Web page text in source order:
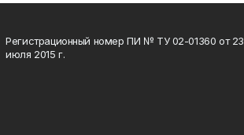
Регистрационный номер ПИ № ТУ 02-01360 от 23
июля 2015 г.